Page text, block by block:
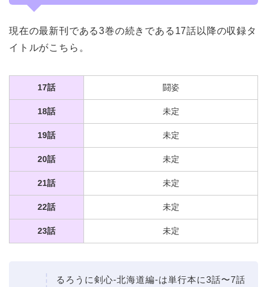
現在の最新刊である3巻の続きである17話以降の収録タ
イトルがこちら。
17話 闘姿
18話 未定
19話 未定
20話 未定
21話 未定
22話 未定
23話 未定
るろうに剣心-北海道編-は単行本に3話〜7話